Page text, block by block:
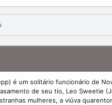
é um solitário funcionário de
de seu tio, Leo Sweetie
mulheres, a viúva